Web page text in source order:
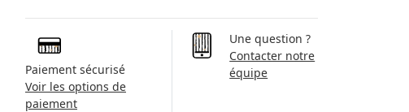
Paiement sécurisé
Voir les options de
paiement
Une question ?
Contacter notre
équipe